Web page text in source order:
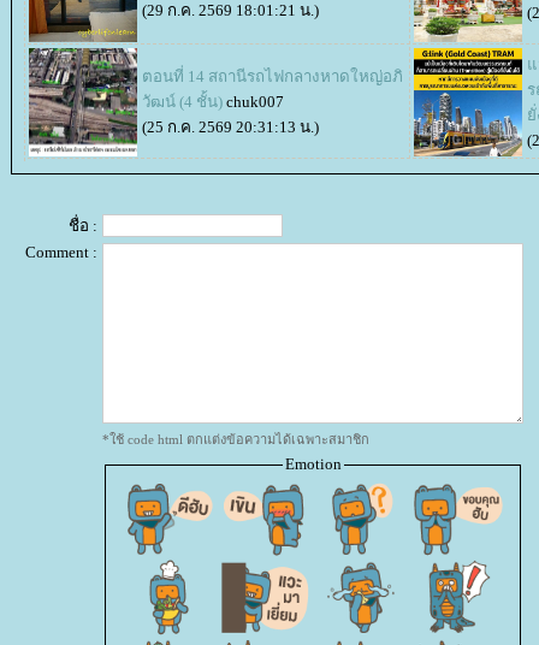
(29 ก.ค. 2569 18:01:21 น.)
ตอนที่ 14 สถานีรถไฟกลางหาดใหญ่อภิ
วัฒน์ (4 ชั้น) chuk007
(25 ก.ค. 2569 20:31:13 น.)
ชื่อ :
Comment :
*ใช้ code html ตกแต่งข้อความได้เฉพาะสมาชิก
Emotion